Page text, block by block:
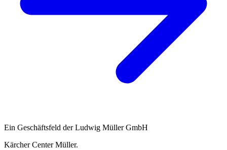
Ein Geschäftsfeld der Ludwig Müller GmbH
Kärcher Center Müller.